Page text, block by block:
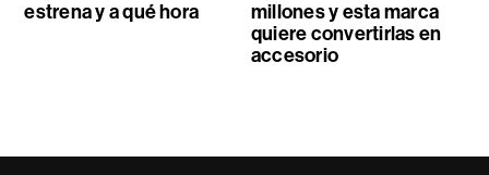
estrena y a qué hora
millones y esta marca
quiere convertirlas en
accesorio